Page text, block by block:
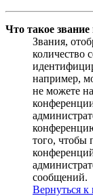
Что такое
Звания,
количество
например,
не можете
того, чтобы
сообщений.
Вернуться к